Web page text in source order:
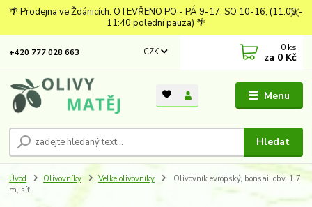
🌴 Prodejna ve Ždánicích: OTEVŘENO PO - PÁ 9-17, SO 10-16, (11:00 -
11:40 polední pauza) 🌴
Menu
CZK
Hledat
+420 777 028 663 0 ks
za 0 Kč
Úvod Olivovníky Velké olivovníky
Olivovník evropský, bonsai, obv. 1,7
m, síť